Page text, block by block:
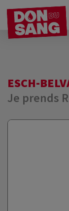
ESCH-
Je prends